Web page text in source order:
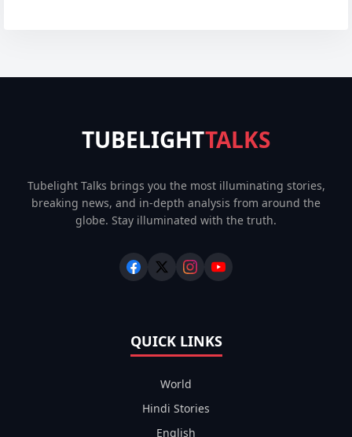
TUBELIGHTTALKS
Tubelight Talks brings you the most illuminating stories,
breaking news, and in-depth analysis from around the
globe. Stay illuminated with the truth.
QUICK LINKS
World
Hindi Stories
English